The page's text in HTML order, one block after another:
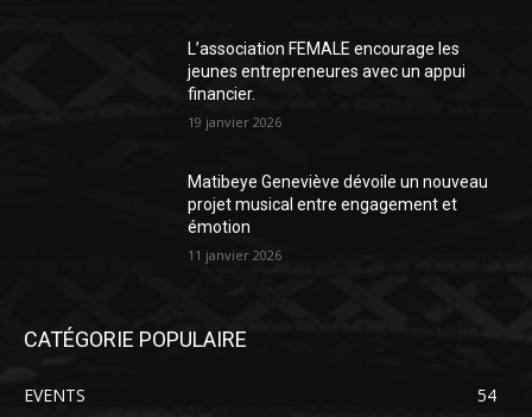
L’association FEMALE encourage les
jeunes entrepreneures avec un appui
financier.
19 janvier 2026
Matibeye Geneviève dévoile un nouveau
projet musical entre engagement et
émotion
11 janvier 2026
CATÉGORIE POPULAIRE
EVENTS
54